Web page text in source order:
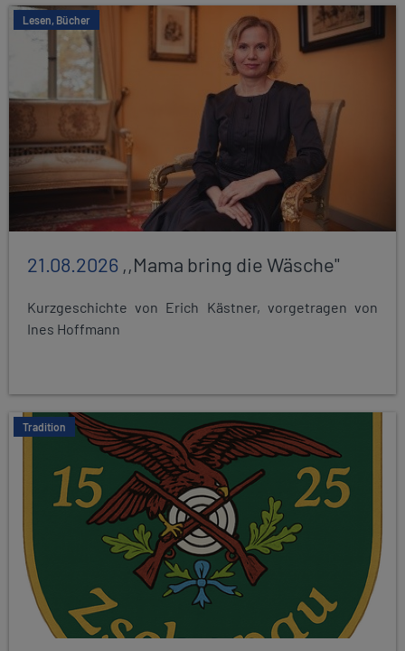
Lesen, Bücher
21.08.2026 ,,Mama bring die Wäsche"
Kurzgeschichte von Erich Kästner, vorgetragen von
Ines Hoffmann
Tradition